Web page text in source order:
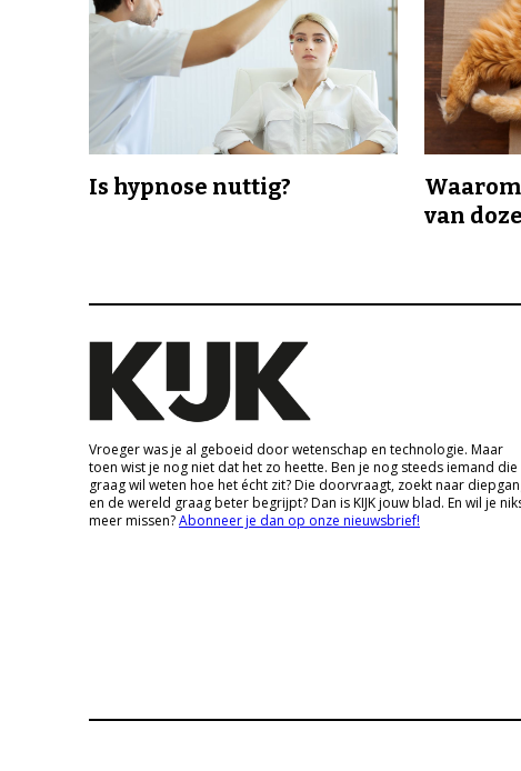
Is hypnose nuttig?
van
Vroeger was je al geboeid door wetenschap en technologie. Maar
toen wist je nog niet dat het zo heette. Ben je nog steeds iemand die
graag wil weten hoe het écht zit? Die doorvraagt, zoekt naar
en de wereld graag beter begrijpt? Dan is KIJK jouw blad. En wil je
meer missen?Abonneer je dan op onze nieuwsbrief!